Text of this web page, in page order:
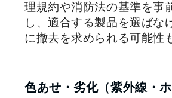
理規約や消防法の基準を事
し、適合する製品を選ばな
に撤去を求められる可能性
色あせ・劣化（紫外線・